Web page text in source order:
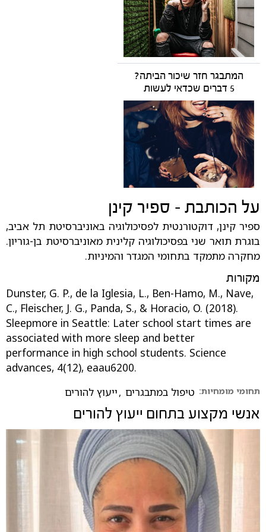
המתבגר חזר שיכור הביתה?
5 דברים שכדאי לעשות
על הכותבת - ספיר קינן
ספיר קינן, דוקטורנטית לפסיכולוגיה באוניברסיטת תל אביב,
בוגרת תואר שני בפסיכולוגיה קלינית מאוניברסיטת בן-גוריון.
מחקרה מתמקד בתחומי המגדר והמיניות.
מקורות
Dunster, G. P., de la Iglesia, L., Ben-Hamo, M., Nave,
C., Fleischer, J. G., Panda, S., & Horacio, O. (2018).
Sleepmore in Seattle: Later school start times are
associated with more sleep and better
performance in high school students. Science
תחומי מומחיות: טיפול במתבגרים ,ייעוץ להורים
אנשי מקצוע בתחום ייעוץ להורים